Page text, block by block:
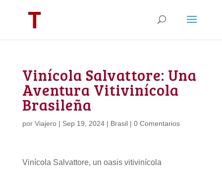
Vinícola Salvattore: Una
Aventura Vitivinícola
Brasileña
por Viajero| Sep 19, 2024| Brasil| 0 Comentarios
Vinícola Salvattore, un oasis vitivinícola